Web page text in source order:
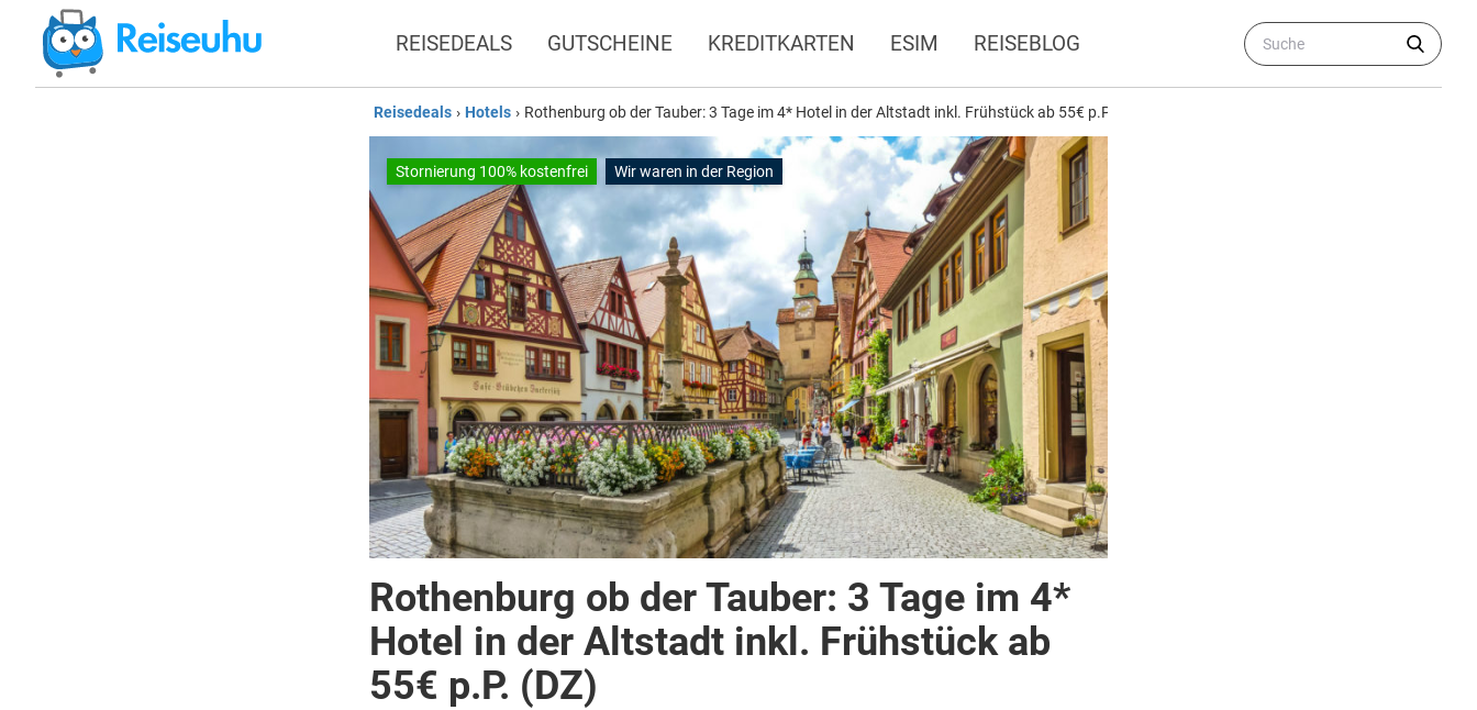
REISEDEALS GUTSCHEINE KREDITKARTEN ESIM REISEBLOG
Reisedeals › Hotels › Rothenburg ob der Tauber: 3 Tage im 4* Hotel in der Altstadt inkl. Frühstück ab 55€ p.P. (DZ)
Stornierung 100% kostenfrei Wir waren in der Region
Rothenburg ob der Tauber: 3 Tage im 4*
Hotel in der Altstadt inkl. Frühstück ab
55€ p.P. (DZ)